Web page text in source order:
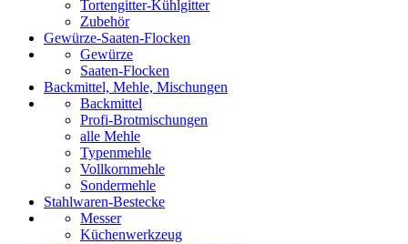
Tortengitter-Kühlgitter
Zubehör
Gewürze-Saaten-Flocken
Gewürze
Saaten-Flocken
Backmittel, Mehle, Mischungen
Backmittel
Profi-Brotmischungen
alle Mehle
Typenmehle
Vollkornmehle
Sondermehle
Stahlwaren-Bestecke
Messer
Küchenwerkzeug